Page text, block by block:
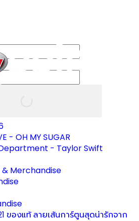
- OH MY SUGAR
- Taylor Swift
& Merchandise
ของแท้ ลายเส้นการ์ตูนสุดน่ารักจาก